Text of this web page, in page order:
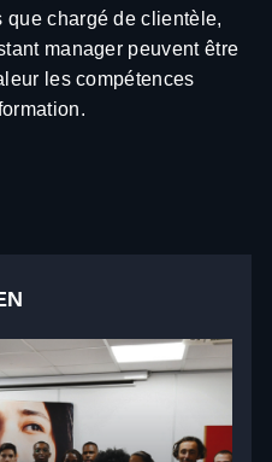
que chargé de clientèle,
manager peuvent être
les compétences